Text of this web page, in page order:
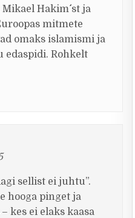
Hakim´´´ st ja
mitmete
omaks islamismi ja
edaspidi. Rohkelt
sellist ei juhtu”.
hooga pinget ja
kes ei elaks kaasa